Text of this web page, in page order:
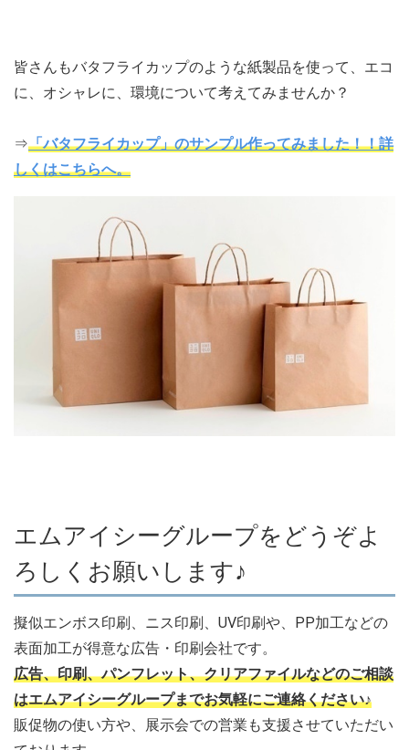
皆さんもバタフライカップのような紙製品を使って、エコ
に、オシャレに、環境について考えてみませんか？
⇒「バタフライカップ」のサンプル作ってみました！！詳
しくはこちらへ。
エムアイシーグループをどうぞよ
ろしくお願いします♪
擬似エンボス印刷、ニス印刷、UV印刷や、PP加工などの
表面加工が得意な広告・印刷会社です。
広告、印刷、パンフレット、クリアファイルなどのご相談
はエムアイシーグループまでお気軽にご連絡ください♪
販促物の使い方や、展示会での営業も支援させていただい